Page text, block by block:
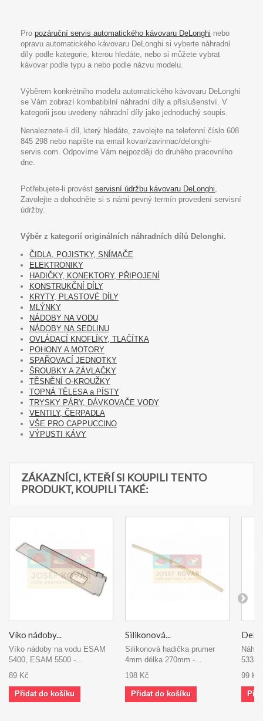
Pro pozáruční servis automatického kávovaru DeLonghi nebo
opravu automatického kávovaru DeLonghi si vyberte náhradní
díly podle kategorie, kterou hledáte, nebo si můžete vybrat
kávovar podle typu a nebo podle názvu modelu.
Výběrem konkrétního modelu automatického kávovaru DeLonghi
se Vám zobrazí kombatibilní náhradní díly a příslušenství. V
kategorii jsou uvedeny náhradní díly jako jednoduchý soupis.
Nenaleznete-li díl, který hledáte, zavolejte na telefonní číslo 608
845 298 nebo napište na email kovar/zavinnac/delonghi-
servis.com. Odpovíme Vám nejpozději do druhého pracovního
dne.
Potřebujete-li provést servisní údržbu kávovaru DeLonghi,
Zavolejte a dohodněte si s námi pevný termín provedení servisní
údržby.
Výběr z kategorií originálních náhradních dílů Delonghi.
ČIDLA, POJISTKY, SNÍMAČE
ELEKTRONIKY
HADIČKY, KONEKTORY, PŘIPOJENÍ
KONSTRUKČNÍ DÍLY
KRYTY, PLASTOVÉ DÍLY
MLÝNKY
NÁDOBY NA VODU
NÁDOBY NA SEDLINU
OVLÁDACÍ KNOFLÍKY, TLAČÍTKA
POHONY A MOTORY
SPAŘOVACÍ JEDNOTKY
ŠROUBKY A ZÁVLAČKY
TĚSNĚNÍ O-KROUŽKY
TOPNÁ TĚLESA a PÍSTY
TRYSKY PÁRY, DÁVKOVAČE VODY
VENTILY, ČERPADLA
VŠE PRO CAPPUCCINO
VÝPUSTI KÁVY
ZÁKAZNÍCI, KTEŘÍ SI KOUPILI TENTO
PRODUKT, KOUPILI TAKÉ:
Víko nádoby...
Víko nádoby na vodu ESAM
5400, ESAM 5500 -...
89 Kč
Přidat do košíku
Silikonová...
Silikonová hadička prumer
4mm délka 270mm -...
198 Kč
Přidat do košíku
99 Kč